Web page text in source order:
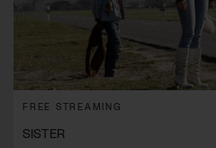
FREE STREAMING
SISTER